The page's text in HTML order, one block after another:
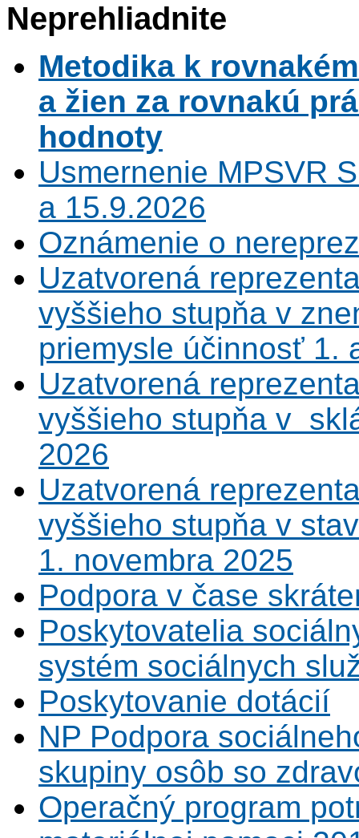
Neprehliadnite
Metodika k
a žien za rovnakú
hodnoty
Usmernenie MPSVR
a 15.9.2026
Oznámenie o
Uzatvorená
vyššieho stupňa v
priemysle účinnosť 1.
Uzatvorená
vyššieho stupňa v
2026
Uzatvorená
vyššieho stupňa v
1. novembra 2025
Podpora v čase
Poskytovatelia
systém sociálnych
Poskytovanie dotácií
NP Podpora
skupiny osôb so
Operačný program